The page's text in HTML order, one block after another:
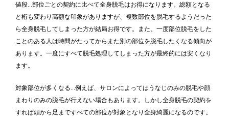
値段…部位ごとの契約に比べて全身脱毛はお得になります。総額となる
と桁も変わり高額な印象がありますが、複数部位を脱毛するようだった
ら全身脱毛してしまった方が結局お得です。また、一度部位脱毛をした
ことのある人は時間がたってからまた別の部位を脱毛したくなる傾向が
あります。一度にすべて脱毛処理してしまった方が最終的には安くなり
ます。
対象部位が多くなる…例えば、サロンによってはうなじのみの脱毛や顔
まわりのみの脱毛が行えない場合もあります。しかし全身脱毛の契約を
すれば頭から足まですべての部位が対象となり全身綺麗になるのです。